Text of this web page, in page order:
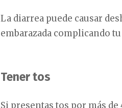
La diarrea puede causar
embarazada complicando
Tener tos
Si presentas tos por más